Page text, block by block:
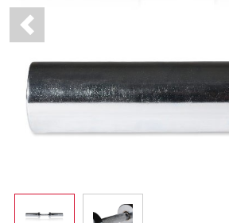
Previous